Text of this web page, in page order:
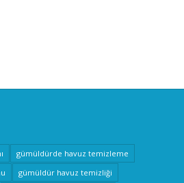
gümüldürde havuz temizleme
gümüldür havuz temizliği